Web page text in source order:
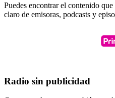
Puedes encontrar el contenido
claro de emisoras, podcasts y
Radio sin publicidad